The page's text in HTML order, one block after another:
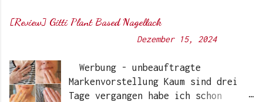
[Review] Gitti Plant Based Nagellack
Dezember 15, 2024
Werbung - unbeauftragte
Markenvorstellung Kaum sind drei
Tage vergangen habe ich schon